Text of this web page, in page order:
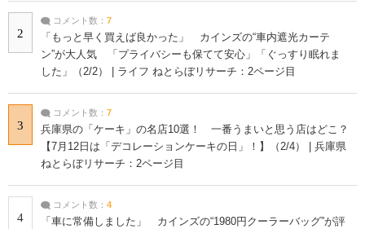
2
コメント数： 7
「もっと早く買えば良かった」 カインズの“車内遮光カーテ
ン”が大人気 「プライバシーも保てて安心」「ぐっすり眠れま
した」（2/2） | ライフ ねとらぼリサーチ：2ページ目
3
コメント数： 7
兵庫県の「ケーキ」の名店10選！ 一番うまいと思う店はどこ？
【7月12日は「デコレーションケーキの日」！】（2/4） | 兵庫県
ねとらぼリサーチ：2ページ目
4
コメント数： 4
「車に常備しました」 カインズの“1980円クーラーバッグ”が評